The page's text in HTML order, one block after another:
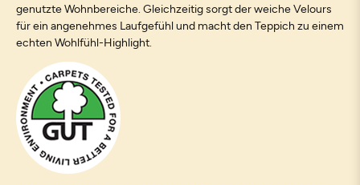
genutzte Wohnbereiche. Gleichzeitig sorgt der weiche Velours
für ein angenehmes Laufgefühl und macht den Teppich zu einem
echten Wohlfühl-Highlight.